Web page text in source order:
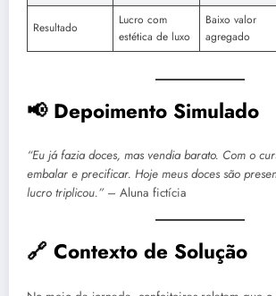
Resultado
Lucro com
estética de luxo
Baixo valor
agregado
📢 Depoimento Simulado
“Eu já fazia doces, mas vendia barato. Com o
embalar e precificar. Hoje meus doces são
lucro triplicou.”– Aluna fictícia
🔗 Contexto de Solução